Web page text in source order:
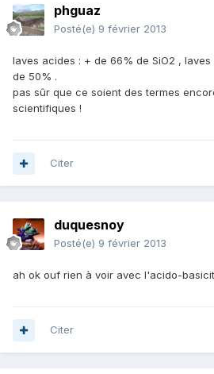
phguaz
Posté(e) 9 février 2013
laves acides : + de 66% de SiO2 ,
de 50% .
pas sûr que ce soient des termes
scientifiques !
Citer
duquesnoy
Posté(e) 9 février 2013
ah ok ouf rien à voir avec l'acido-
Citer